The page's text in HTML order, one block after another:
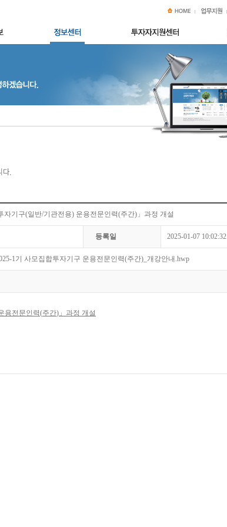
자기구(일반/기관전용) 운용전문인력(주간)」과정 개설
등록일 2025-01-07 10:02:32
1기 사모집합투자기구 운용전문인력(주간)_개강안내.hwp
용전문인력(주간) 」 과정 개설